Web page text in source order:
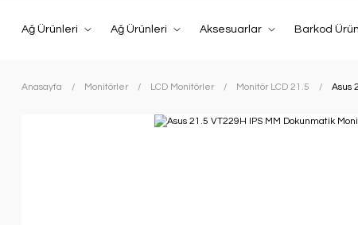
Ağ Ürünleri Ağ Ürünleri Aksesuarlar Barkod
Anasayfa Monitörler LCD Monitörler Monitör LCD 21.5 Asus